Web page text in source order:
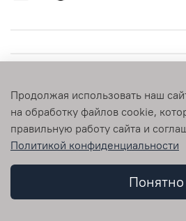
© 2009-2026 vipnabor.ru Любое
письменного разрешения запрещено
Продолжая использовать наш
на обработку файлов cookie,
правильную работу сайта и
Политикой конфиденциальности
Понятно